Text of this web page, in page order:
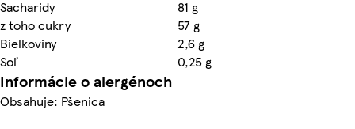
Sacharidy
81 g
z toho cukry
57 g
Bielkoviny
2,6 g
Soľ
0,25 g
Informácie o alergénoch
Obsahuje: Pšenica